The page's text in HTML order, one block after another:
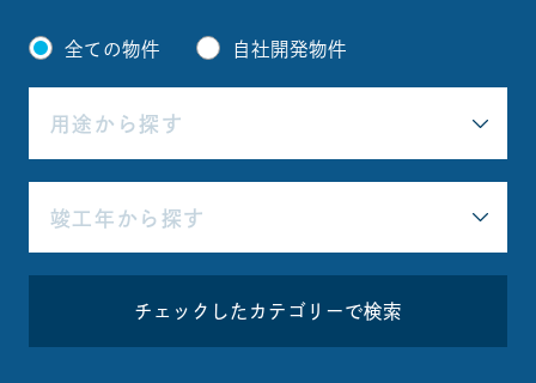
全ての物件 自社開発物件
チェックしたカテゴリーで検索